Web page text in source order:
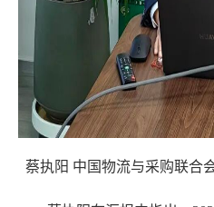
蔡执阳 中国物流与采购联合